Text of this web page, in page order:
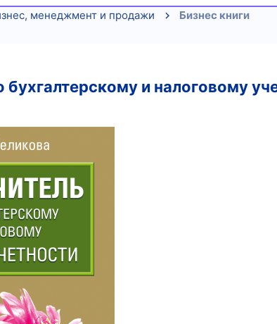
менеджмент и продажи Бизнес книги
и налоговому